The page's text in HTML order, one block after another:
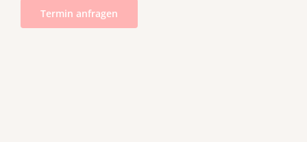
Termin anfragen